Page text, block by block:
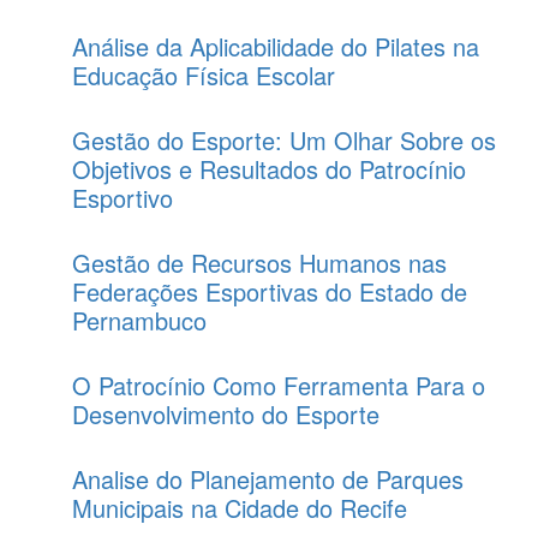
Análise da Aplicabilidade do Pilates na
Educação Física Escolar
Gestão do Esporte: Um Olhar Sobre os
Objetivos e Resultados do Patrocínio
Esportivo
Gestão de Recursos Humanos nas
Federações Esportivas do Estado de
Pernambuco
O Patrocínio Como Ferramenta Para o
Desenvolvimento do Esporte
Analise do Planejamento de Parques
Municipais na Cidade do Recife